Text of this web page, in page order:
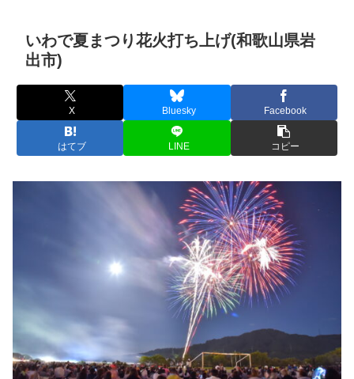
いわで夏まつり花火打ち上げ(和歌山県岩
出市)
X Bluesky Facebook
はてブ LINE コピー